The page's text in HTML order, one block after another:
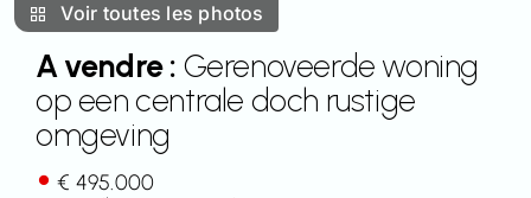
Voir toutes les photos
A vendre : Gerenoveerde woning
op een centrale doch rustige
omgeving
€ 495.000